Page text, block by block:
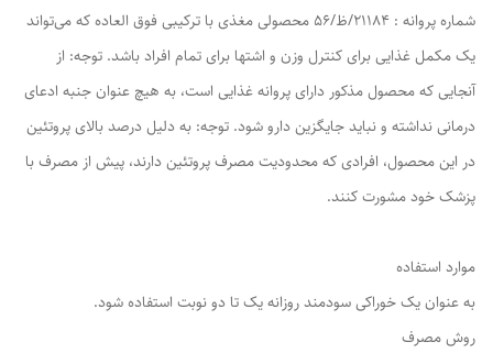
شماره پروانه : 21184/ظ/56 محصولی مغذی با ترکیبی فوق العاده که می‌تواند
یک مکمل غذایی برای کنترل وزن و اشتها برای تمام افراد باشد. توجه: از
آنجایی که محصول مذکور دارای پروانه غذایی است، به هیچ عنوان جنبه ادعای
درمانی نداشته و نباید جایگزین دارو شود. توجه: به دلیل درصد بالای پروتئین
در این محصول، افرادی که محدودیت مصرف پروتئین دارند، پیش از مصرف با
پزشک خود مشورت کنند.
موارد استفاده
به عنوان یک خوراکی سودمند روزانه یک تا دو نوبت استفاده شود.
روش مصرف